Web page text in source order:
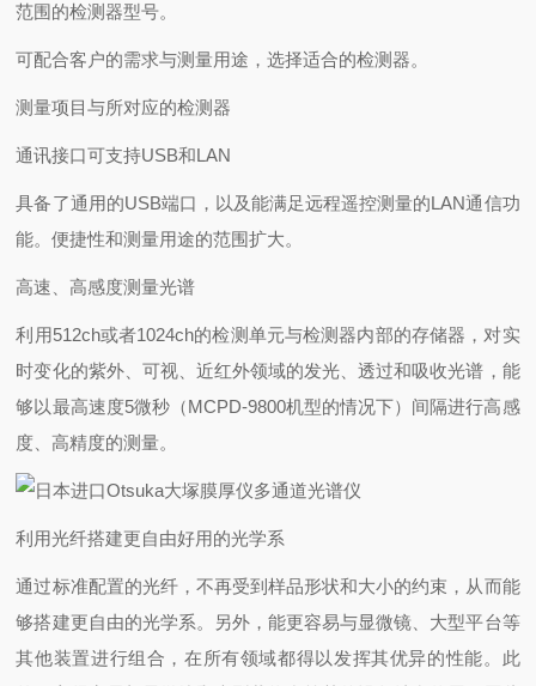
范围的检测器型号。
可配合客户的需求与测量用途，选择适合的检测器。
测量项目与所对应的检测器
通讯接口可支持USB和LAN
具备了通用的USB端口，以及能满足远程遥控测量的LAN通信功
能。便捷性和测量用途的范围扩大。
高速、高感度测量光谱
利用512ch或者1024ch的检测单元与检测器内部的存储器，对实
时变化的紫外、可视、近红外领域的发光、透过和吸收光谱，能
够以最高速度5微秒（MCPD-9800机型的情况下）间隔进行高感
度、高精度的测量。
利用光纤搭建更自由好用的光学系
通过标准配置的光纤，不再受到样品形状和大小的约束，从而能
够搭建更自由的光学系。另外，能更容易与显微镜、大型平台等
其他装置进行组合，在所有领域都得以发挥其优异的性能。此